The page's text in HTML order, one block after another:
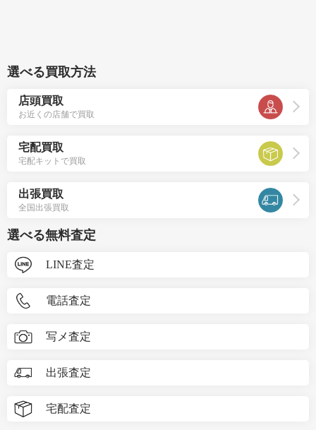
選べる買取方法
店頭買取
お近くの店舗で買取
宅配買取
宅配キットで買取
出張買取
全国出張買取
選べる無料査定
LINE査定
電話査定
写メ査定
出張査定
宅配査定